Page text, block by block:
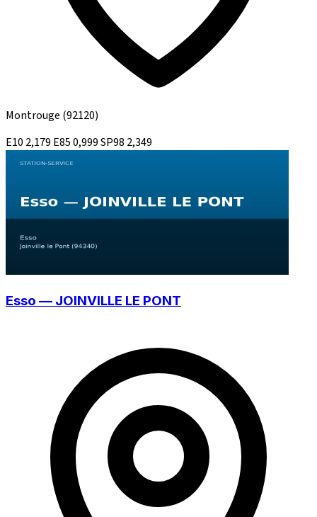
Montrouge (92120)
E10 2,179 E850,999SP98 2,349
Esso — JOINVILLE LE PONT